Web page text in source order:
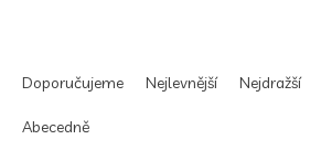
aDoporučujeme Nejlevnější Nejdražší
Abecedně